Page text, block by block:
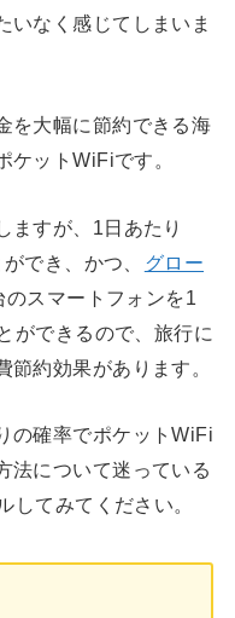
いなく感じてしまいま
を大幅に節約できる海
ケットWiFiです。
ますが、1日あたり
でき、かつ、
グロー
スマートフォンを1
ができるので、旅行に
約効果があります。
の確率でポケットWiFi
法について迷っている
してみてください。